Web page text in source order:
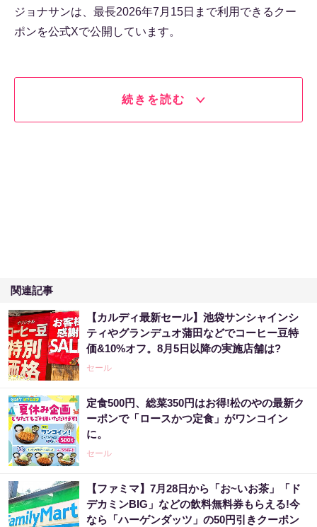
ジョナサンは、最長2026年7月15日まで利用できるクー
ポンを公式Xで公開しています。
続きを読む
関連記事
【カルディ最新セール】池袋サンシャインシ
ティやグランデュオ蒲田などでコーヒー豆特
価&10%オフ。8月5日以降の実施店舗は?
セール
定食500円、総菜350円はお得!松のやの最新ク
ーポンで「ロースかつ定食」がワンコイン
に。
セール
【ファミマ】7月28日から「お~いお茶」「ド
デカミンBIG」などの飲料無料券もらえる!今
なら「ハーゲンダッツ」の50円引きクーポン